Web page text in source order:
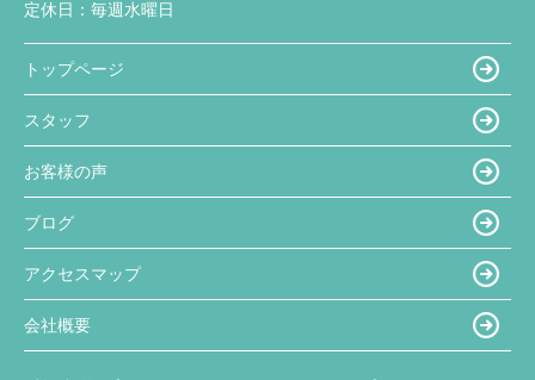
定休日： 毎週水曜日
トップページ
スタッフ
お客様の声
ブログ
アクセスマップ
会社概要